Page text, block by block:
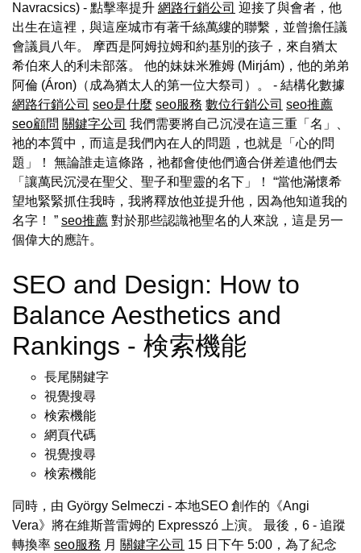
Navracsics) - 點擊率提升 網路行銷公司 迎接了與會者，他
出生在這裡，與這座城市有著千絲萬縷的聯繫，並曾擔任議
會議員八年。 摩西是阿姆拉姆和約基別的孩子，來自猶太
希伯來人的利未部落。 他的妹妹米雅姆 (Mirjám)，他的弟弟
阿倫 (Áron)（成為猶太人的第一位大祭司）。 - 結構化數據
網路行銷公司 seo是什麼 seo服務 數位行銷公司 seo推薦
seo顧問 關鍵字公司 我們需要將自己沉浸在這三重「名」、
祂的本質中，而這是我們內在人的問題，也就是「心的問
題」！ 無論誰走這條路，祂都會使他們適合併差遣他們去
「讓萬民沉浸在聖父、聖子和聖靈的名下」！ “當他滿懷希
望地緊緊抓住我時，我將釋放他並提升他，因為他知道我的
名字！ ” seo推薦 對於那些認識祂聖名的人來說，這是另一
個偉大的應許。
SEO and Design: How to
Balance Aesthetics and
Rankings - 検索機能
長尾關鍵字
視覺搜尋
検索機能
網頁代碼
視覺搜尋
検索機能
同時，由 György Selmeczi - 本地SEO 創作的《Angi
Vera》將在維斯普雷姆的 Expresszó 上演。 最後，6 - 追蹤
轉換率 seo服務 月 關鍵字公司 15 日下午 5:00，為了紀念